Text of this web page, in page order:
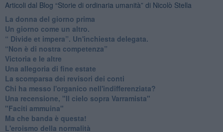
Articoli dal Blog “Storie di ordinaria umanità” di Nicolò Stella
​La donna del giorno prima
​Un giorno come un altro.
​“ Divide et impera”. Un'inchiesta delegata.
“Non è di nostra competenza”
​Victoria e le altre
Una allegoria di fine estate
La scomparsa dei revisori dei conti
Chi ha messo l'organico nell'indifferenziata?
Una recensione, "Il cielo sopra Varramista"
​"Faciti ammuina"
Ma che banda è questa!
L'eroismo della normalità